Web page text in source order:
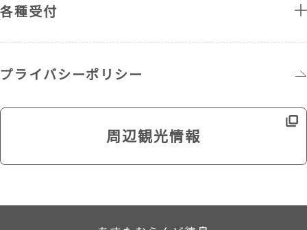
各種受付
プライバシーポリシー
周辺観光情報